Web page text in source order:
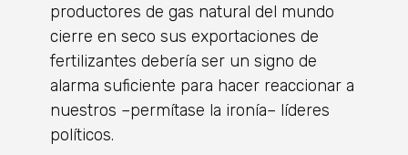
productores de gas natural del mundo
cierre en seco sus exportaciones de
fertilizantes debería ser un signo de
alarma suficiente para hacer reaccionar a
nuestros –permítase la ironía– líderes
políticos.